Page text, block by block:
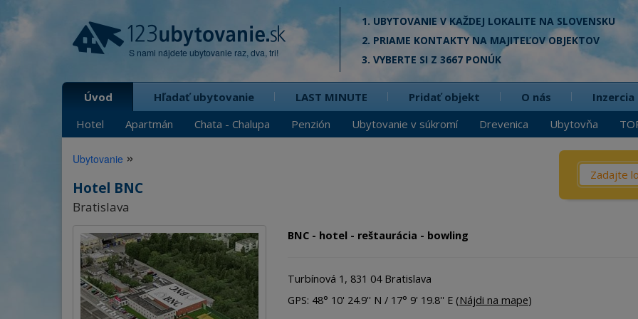
S nami nájdete ubytovanie raz, dva, tri!
1. UBYTOVANIE V KAŽDEJ LOKALITE NA SLOVENSKU
2. PRIAME KONTAKTY NA MAJITEĽOV OBJEKTOV
3. VYBERTE SI Z 3667 PONÚK
Úvod
Hotel
Apartmán Chata - Chalupa Penzión Ubytovanie v súkromí Drevenica Ubytovňa
Hľadať ubytovanie LAST MINUTE Pridať objekt O nás Inzercia
Čo? /
Ubytovanie »
Hotel BNC
Bratislava
BNC - hotel - reštaurácia - bowling
Turbínová 1, 831 04 Bratislava
GPS: 48° 10' 24.9'' N / 17° 9' 19.8'' E (Nájdi na mape)